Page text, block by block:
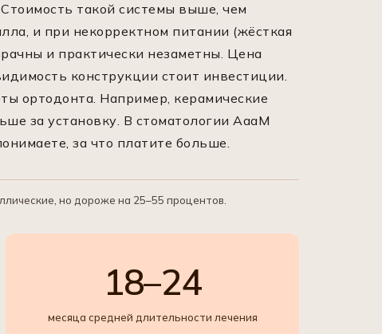
такой системы выше, чем
и при некорректном питании (жёсткая
и практически незаметны. Цена
конструкции стоит инвестиции.
ортодонта. Например, керамические
за установку. В стоматологии АааМ
за что платите больше.
но дороже на 25–55 процентов.
18–24
месяца средней длительности лечения